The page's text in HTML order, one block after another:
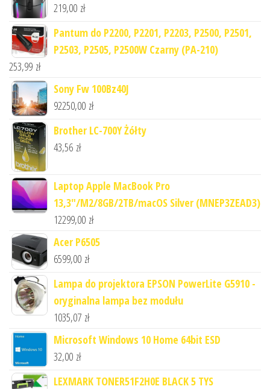
219,00 zł
Pantum do P2200, P2201, P2203, P2500, P2501,
P2503, P2505, P2500W Czarny (PA-210)
253,99 zł
Sony Fw 100Bz40J
92250,00 zł
Brother LC-700Y Żółty
43,56 zł
Laptop Apple MacBook Pro
13,3"/M2/8GB/2TB/macOS Silver (MNEP3ZEAD3)
12299,00 zł
Acer P6505
6599,00 zł
Lampa do projektora EPSON PowerLite G5910 -
oryginalna lampa bez modułu
1035,07 zł
Microsoft Windows 10 Home 64bit ESD
32,00 zł
LEXMARK TONER51F2H0E BLACK 5 TYS